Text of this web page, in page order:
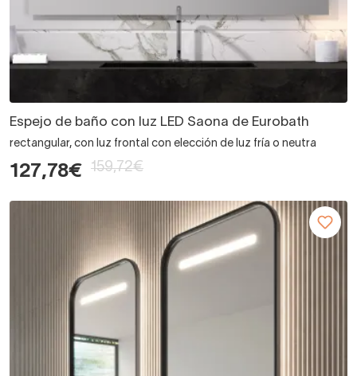
Espejo de baño con luz LED Saona de Eurobath
rectangular, con luz frontal con elección de luz fría o neutra
127,78€ 159,72€